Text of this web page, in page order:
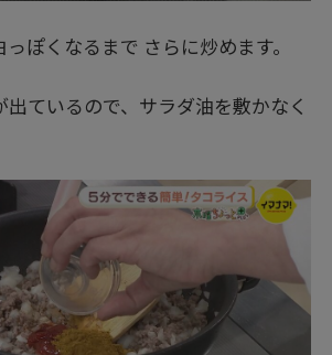
ぽくなるまで さらに炒めます。
出ているので、サラダ油を敷かなく